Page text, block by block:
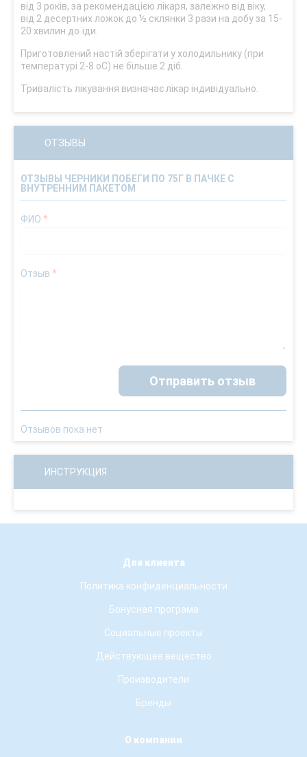
від 3 років, за рекомендацією лікаря, залежно від віку,
від 2 десертних ложок до ½ склянки 3 рази на добу за 15-
20 хвилин до їди.
Приготовлений настій зберігати у холодильнику (при
температурі 2-8 оС) не більше 2 діб.
Тривалість лікування визначає лікар індивідуально.
ОТЗЫВЫ
ОТЗЫВЫ ЧЕРНИКИ ПОБЕГИ ПО 75Г В ПАЧКЕ С
ВНУТРЕННИМ ПАКЕТОМ
ФИО *
Отзыв *
Отправить отзыв
Отзывов пока нет
ИНСТРУКЦИЯ
Для клиента
Политика конфиденциальности
Бонусная програма
Социальные проекты
Действующее вещество
Производители
Бренды
О компании